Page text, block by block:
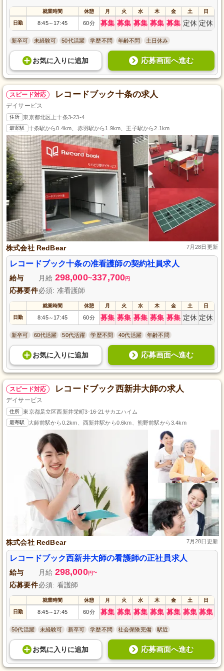
就業時間 休憩 月 火 水 木 金 土 日
日勤 8:45～ 17:45 60分 募集 募集 募集 募集 募集 定休 定休
新卒可 未経験可 50代活躍 学歴不問 年齢不問 土日休み
お気に入り に追加 応募画面へ進む
スピード対応 レコードブック十条の求人
デイサービス
住所 東京都北区上十条3-23-4
最寄駅 十条駅から0.4km、赤羽駅から1.9km、王子駅から2.1km
株式会社 RedBear 7月28日更新
レコードブック十条の准看護師の契約社員求人
給与 月給 298,000~337,700円
応募要件必須: 准看護師
就業時間 休憩 月 火 水 木 金 土 日
日勤 8:45～ 17:45 60分 募集 募集 募集 募集 募集 定休 定休
新卒可 60代活躍 50代活躍 学歴不問 40代活躍 年齢不問
お気に入り に追加 応募画面へ進む
スピード対応 レコードブック西新井大師の求人
デイサービス
住所 東京都足立区西新井栄町3-16-21サカエハイム
最寄駅 大師前駅から0.2km、西新井駅から0.6km、熊野前駅から3.4km
株式会社 RedBear 7月28日更新
レコードブック西新井大師の看護師の正社員求人
給与 月給 298,000円~
応募要件必須: 看護師
就業時間 休憩 月 火 水 木 金 土 日
日勤 8:45～ 17:45 60分 募集 募集 募集 募集 募集 募集 募集
50代活躍 未経験可 新卒可 学歴不問 社会保険完備 駅近
お気に入り に追加 応募画面へ進む